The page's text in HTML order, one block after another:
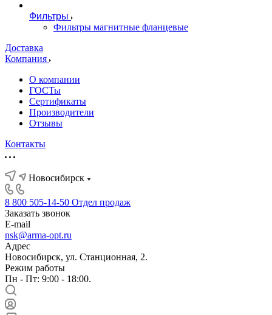
Фильтры
Фильтры магнитные фланцевые
Доставка
Компания
О компании
ГОСТы
Сертификаты
Производители
Отзывы
Контакты
Новосибирск
8 800 505-14-50 Отдел продаж
Заказать звонок
E-mail
nsk@arma-opt.ru
Адрес
Новосибирск, ул. Станционная, 2.
Режим работы
Пн - Пт: 9:00 - 18:00.